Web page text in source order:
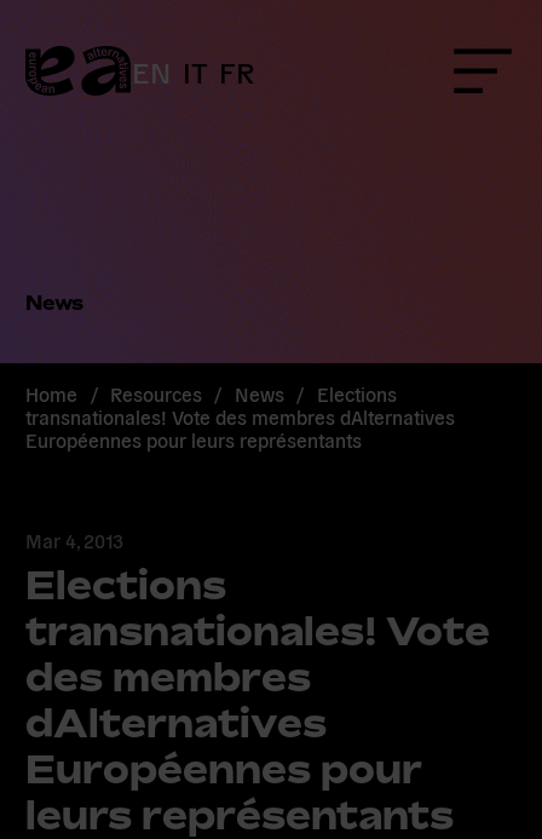
Skip
to
content
EN IT FR Menu
News
Home / Resources / News / Elections
transnationales! Vote des membres dAlternatives
Européennes pour leurs représentants
Mar 4, 2013
Elections
transnationales! Vote
des membres
dAlternatives
Européennes pour
leurs représentants